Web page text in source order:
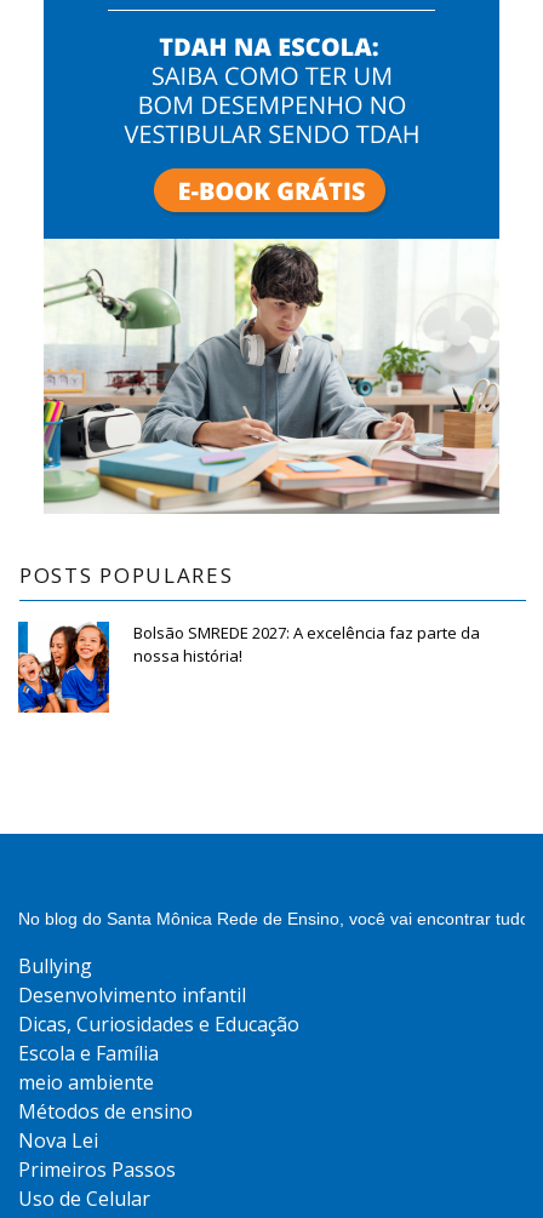
POSTS POPULARES
Bolsão SMREDE 2027: A excelência faz parte da
nossa história!
No blog do Santa Mônica Rede de Ensino, você vai encontrar
Bullying
Desenvolvimento infantil
Dicas, Curiosidades e Educação
Escola e Família
meio ambiente
Métodos de ensino
Nova Lei
Primeiros Passos
Uso de Celular